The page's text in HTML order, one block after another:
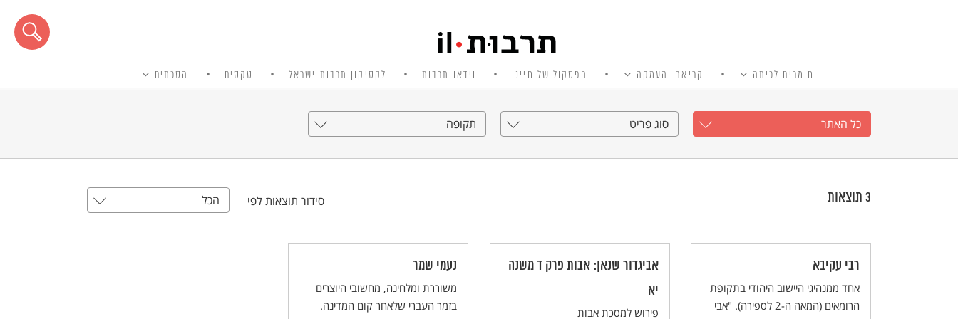
חומרים לכיתה קריאה והעמקה הפסקול של חיינו וידאו תרבות לקסיקון תרבות ישראל טקסים הסכתים
כל האתר סוג פריט תקופה
3 תוצאות סידור תוצאות לפי הכל
רבי עקיבא
אחד ממנהיגי היישוב היהודי בתקופת
הרומאים (המאה ה-2 לספירה). "אבי
אביגדור שנאן: אבות פרק ד משנה
יא
פירוש למסכת אבות
נעמי שמר
משוררת ומלחינה, מחשובי היוצרים
בזמר העברי שלאחר קום המדינה.